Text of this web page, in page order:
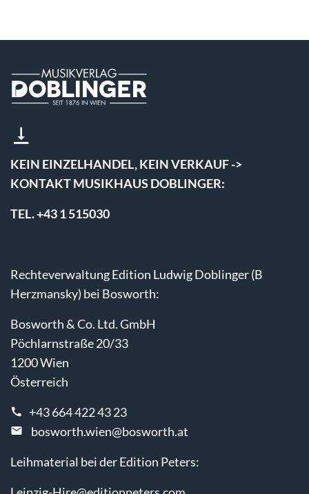
KEIN EINZELHANDEL, KEIN VERKAUF ->
KONTAKT MUSIKHAUS DOBLINGER:
TEL. +43 1 515030
Rechteverwaltung Edition Ludwig Doblinger (B
Herzmansky) bei Bosworth:
Bosworth & Co. Ltd. GmbH
Pöchlarnstraße 20/33
1200 Wien
Österreich
+43 664 422 43 23
bosworth.wien@bosworth.at
Leihmaterial bei der Edition Peters: